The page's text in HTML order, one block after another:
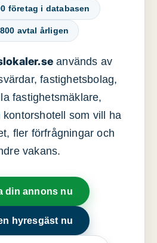
företag i databasen
avtal årligen
används av
fastighetsbolag,
fastighetsmäklare,
kontorshotell som vill ha
fler förfrågningar och
vakans.
din annons nu
hyresgäst nu